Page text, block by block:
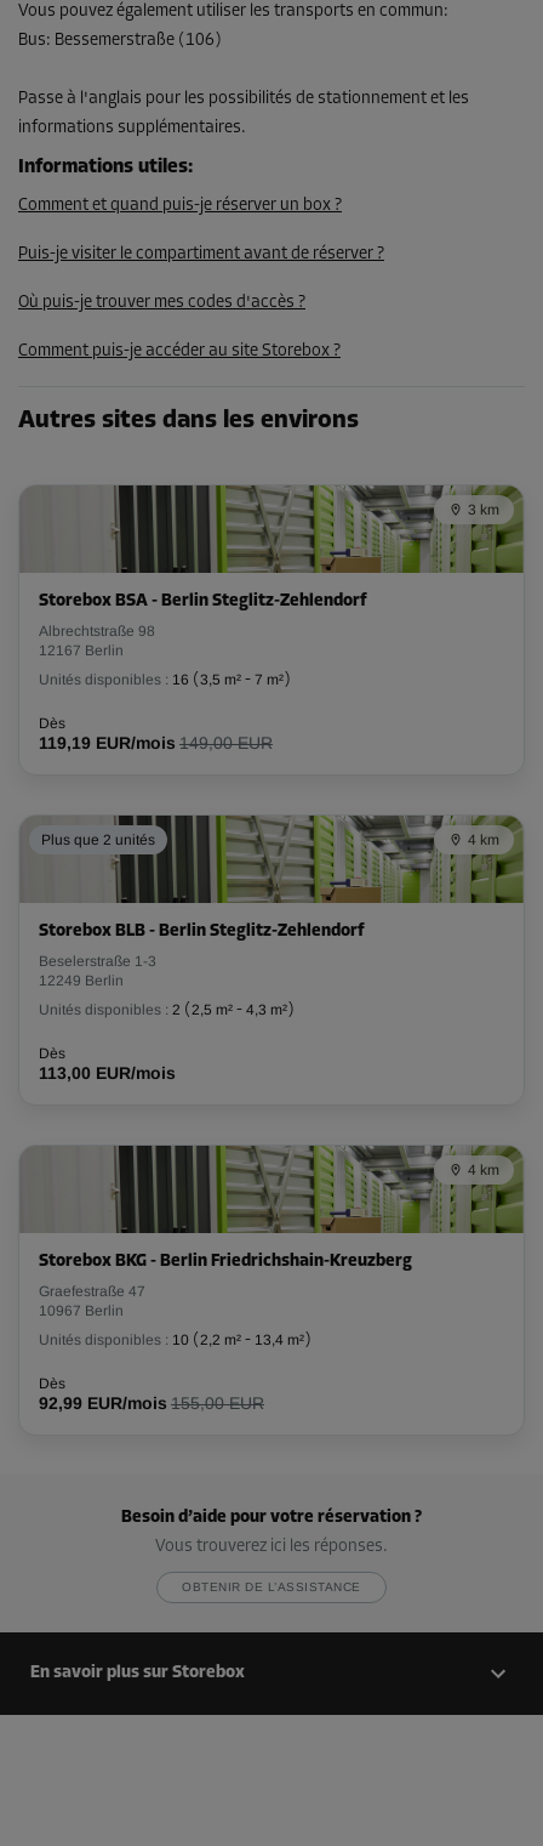
Compartiment 43
Volume: 28 m³
297,00 EUR/mois
Compartiment 47
Volume: 9,1 m³
Long:3,4m Larg:1m Haut:2,7m
118,00 EUR/mois
Compartiment 51
Surface: 3,4 m²
Long:3,4m Larg:1 m Haut:2,7
Dès
118,00 EUR/mois
106,19 EUR/mois
Compartiment 55
Surface: 3,3 m²
Volume: 8,9 m³
Volume: 7,2 m³
Compartiment 75
Vous pouvez également utiliser les transports en commun:
Bus: Bessemerstraße (106)
Passe à l'anglais pour les possibilités de stationnement et les
informations supplémentaires.
Informations utiles:
Comment et quand puis-je réserver un box ?
Puis-je visiter le compartiment avant de réserver ?
Où puis-je trouver mes codes d'accès ?
Comment puis-je accéder au site Storebox ?
Autres sites dans les environs
3 km
Storebox BSA - Berlin Steglitz-Zehlendorf
Albrechtstraße 98
12167 Berlin
Unités disponibles : 16 (3,5 m² - 7 m²)
Dès
119,19 EUR/mois 149,00 EUR
Plus que 2 unités 4 km
Storebox BLB - Berlin Steglitz-Zehlendorf
Beselerstraße 1-3
12249 Berlin
Unités disponibles : 2 ( 2,5 m² - 4,3 m²)
Dès
113,00 EUR/mois
4 km
Storebox BKG - Berlin Friedrichshain-Kreuzberg
Graefestraße 47
10967 Berlin
Unités disponibles : 10 ( 2,2 m² - 13,4 m²)
Dès
92,99 EUR/mois 155,00 EUR
Besoin d’aide pour votre réservation ?
Vous trouverez ici les réponses.
OBTENIR DE L’ASSISTANCE
En savoir plus sur Storebox